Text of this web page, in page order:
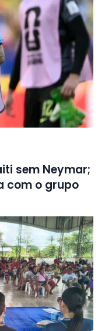
sem Neymar;
com o grupo